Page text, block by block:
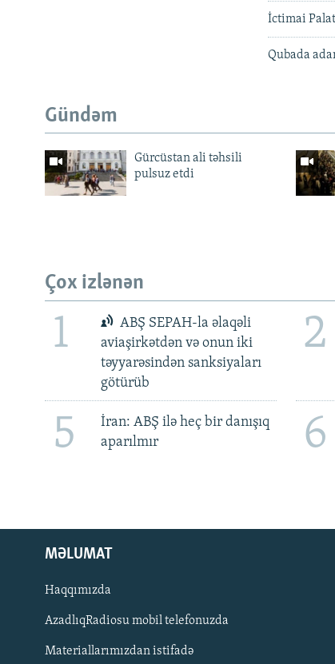
İctimai
Qubada
Gündəm
Gürcüstan ali təhsili
pulsuz etdi
Çox izlənən
1
ABŞ SEPAH-la əlaqəli
aviaşirkətdən və onun iki
təyyarəsindən sanksiyaları
götürüb
2
5
İran: ABŞ ilə heç bir danışıq
aparılmır
6
MƏLUMAT
Haqqımızda
AzadlıqRadiosu mobil telefonuzda
Materiallarımızdan istifadə